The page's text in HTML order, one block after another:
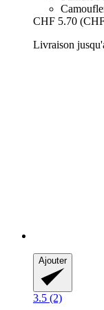
CHF 5.70
Livraison
Ajouter
3.5 (2)